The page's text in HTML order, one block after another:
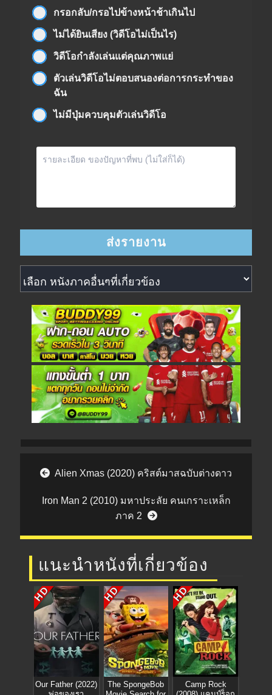
กรอกลับ/กรอไปข้างหน้าช้าเกินไป
ไม่ได้ยินเสียง (วิดีโอไม่เป็นไร)
วิดีโอกำลังเล่นแต่คุณภาพแย่
ตัวเล่นวิดีโอไม่ตอบสนองต่อการกระทำของ
ฉัน
ไม่มีปุ่มควบคุมตัวเล่นวิดีโอ
Post navigation
Alien Xmas (2020) คริสต์มาสฉบับต่างดาว
Iron Man 2 (2010) มหาประลัย คนเกราะเหล็ก
ภาค 2
แนะนำหนังที่เกี่ยวข้อง
HD
Our Father (2022)
HD
The SpongeBob
HD
Camp Rock